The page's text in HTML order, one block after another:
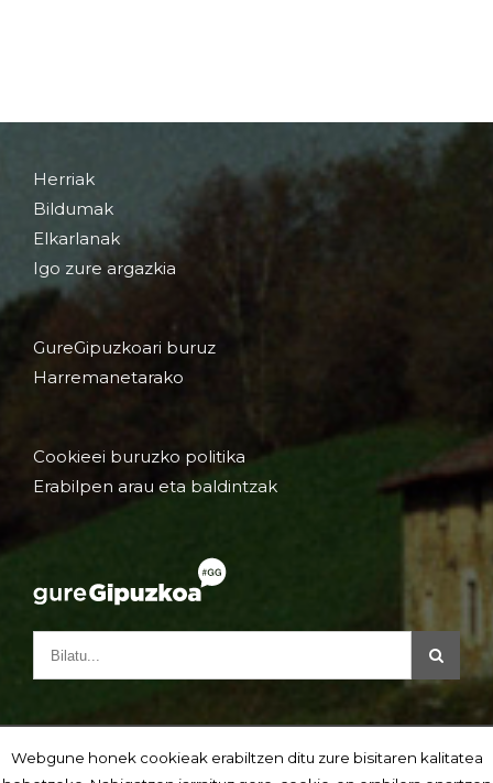
Herriak
Bildumak
Elkarlanak
Igo zure argazkia
GureGipuzkoari buruz
Harremanetarako
Cookieei buruzko politika
Erabilpen arau eta baldintzak
Webgune honek cookieak erabiltzen ditu zure bisitaren kalitatea